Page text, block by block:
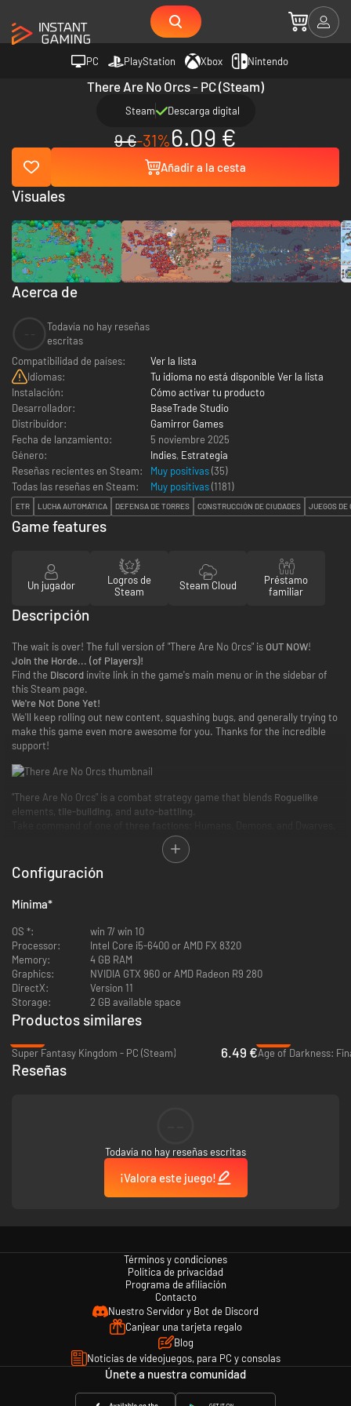
PC PlayStation Xbox Nintendo
There Are No Orcs - PC (Steam)
Steam Descarga digital
9 €-31%6.09 €
Añadir a la cesta
Acerca de
Todavía no hay reseñas
escritas
Compatibilidad de países:
Ver la lista
Idiomas:
Tu idioma no está disponible Ver la lista
Instalación:
Cómo activar tu producto
Desarrollador:
BaseTrade Studio
Distribuidor:
Gamirror Games
Fecha de lanzamiento:
5 noviembre 2025
Género:
Indies, Estrategia
Reseñas recientes en Steam:
Muy positivas(35)
Todas las reseñas en Steam:
Muy positivas(1181)
ETR LUCHA AUTOMÁTICA DEFENSA DE TORRES CONSTRUCCIÓN DE CIUDADES JUEGOS DE
Visuales
Game features
Un jugador
Logros de
Steam
Steam Cloud
Préstamo
familiar
Descripción
The wait is over! The full version of "There Are No Orcs" isOUT NOW!
Join the Horde... (of Players)!
Find the Discord invite link in the game's main menu or in the sidebar of
this Steam page.
We're Not Done Yet!
We'll keep rolling out new content, squashing bugs, and generally trying to
make this game even more awesome for you. Thanks for the incredible
support!
"There Are No Orcs" is a combat strategy game that blends Roguelike
elements, tile-building , and auto-battling
Strategically place buildings on tiles to produce a
Forge an unstoppable front line and smash the enemy's base to
smithereens!
Each faction's buildings work in completely different ways. Not all
strategies are created equal... but they're all fun to break!
Commanders Who Actually Do Something
Configuración
Mínima*
OS *:
win 7/ win 10
Processor:
Intel Core i5-6400 or AMD FX 8320
Memory:
4 GB RAM
Graphics:
NVIDIA GTX 960 or AMD Radeon R9 280
DirectX:
Version 11
Storage:
2 GB available space
Productos similares
Super Fantasy Kingdom - PC (Steam)
6.49 €Age of Darkness:
Reseñas
Todavía no hay reseñas escritas
¡Valora este juego!
Términos y condiciones
Política de privacidad
Programa de afiliación
Contacto
Nuestro Servidor y Bot de Discord
Canjear una tarjeta regalo
Blog
Noticias de videojuegos, para PC y consolas
Únete a nuestra comunidad